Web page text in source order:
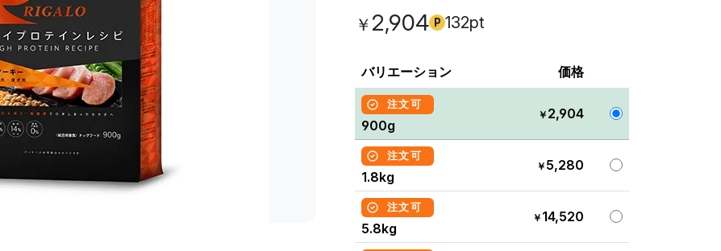
￥ 2,904 P 132pt
バリエーション 価格
注文可
900g
￥ 2,904
注文可
1.8kg
￥ 5,280
注文可
5.8kg
￥ 14,520